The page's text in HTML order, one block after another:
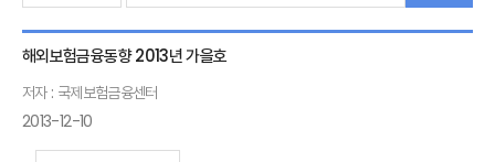
해외보험금융동향 2013년 가을호
저자 : 국제보험금융센터
2013-12-10